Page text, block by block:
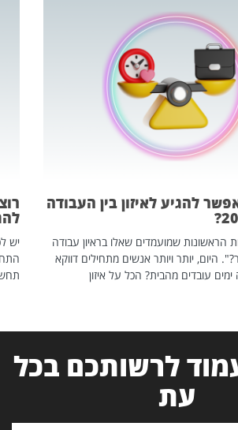
להגיע לאיזון בין העבודה
שמועמדים שאלו בראיון עבודה
היום, יותר ויותר אנשים מתחילים דווקא
עובדים מהבית? הכל על איזון
יש
לרשותכם בכל
עת